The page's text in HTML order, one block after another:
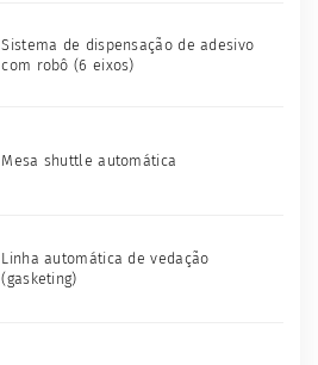
Sistema de dispensação de adesivo
com robô (6 eixos)
Mesa shuttle automática
Linha automática de vedação
(gasketing)